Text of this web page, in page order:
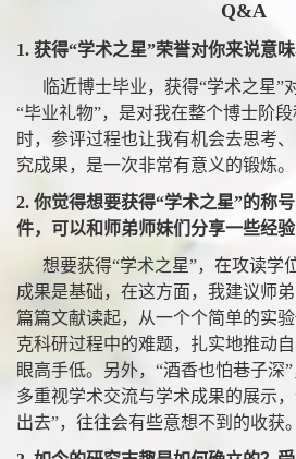
Q&A
1. 获得“学术之星”荣誉对你来说意味
临近博士毕业，获得“学术之星”
“毕业礼物”，是对我在整个博士阶
时，参评过程也让我有机会去思考
究成果，是一次非常有意义的锻炼。
2. 你觉得想要获得“学术之星”的称
件，可以和师弟师妹们分享一些经验
想要获得“学术之星”，在攻读学
成果是基础，在这方面，我建议师
篇篇文献读起，从一个个简单的实
克科研过程中的难题，扎实地推动
眼高手低。另外，“酒香也怕巷子深
多重视学术交流与学术成果的展示
出去”，往往会有些意想不到的收获。